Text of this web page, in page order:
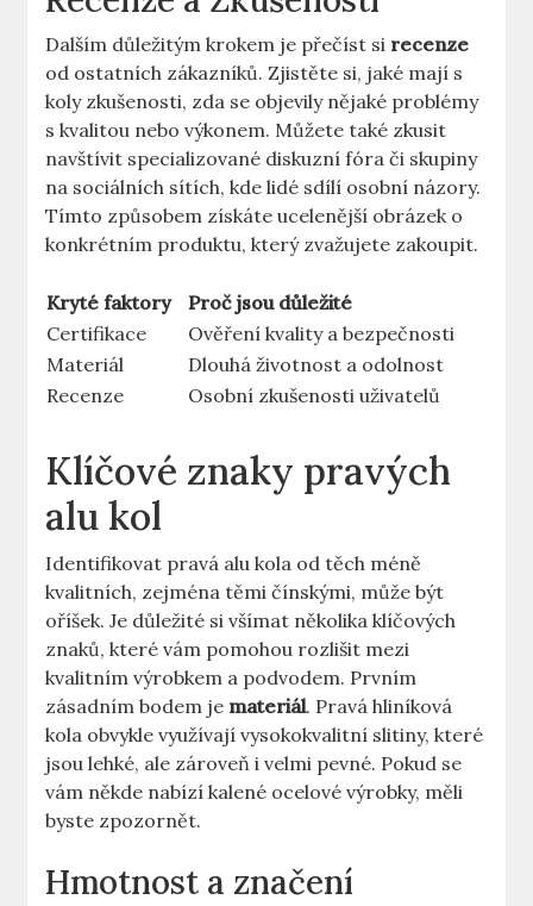
Dalším důležitým krokem je přečíst si recenze
od ostatních zákazníků. Zjistěte si, jaké mají s
koly zkušenosti, zda se objevily nějaké problémy
s kvalitou nebo výkonem. Můžete také zkusit
navštívit specializované diskuzní fóra či skupiny
na sociálních sítích, kde lidé sdílí osobní názory.
Tímto způsobem získáte ucelenější obrázek o
konkrétním produktu, který zvažujete zakoupit.
Kryté faktory
Proč jsou důležité
Certifikace
Ověření kvality a bezpečnosti
Materiál
Dlouhá životnost a odolnost
Recenze
Osobní zkušenosti uživatelů
Klíčové znaky pravých
alu kol
Identifikovat pravá alu kola od těch méně
kvalitních, zejména těmi čínskými, může být
oříšek. Je důležité si všímat několika klíčových
znaků, které vám pomohou rozlišit mezi
kvalitním výrobkem a podvodem. Prvním
zásadním bodem je materiál. Pravá hliníková
kola obvykle využívají vysokokvalitní slitiny, které
jsou lehké, ale zároveň i velmi pevné. Pokud se
vám někde nabízí kalené ocelové výrobky, měli
byste zpozornět.
Hmotnost a značení